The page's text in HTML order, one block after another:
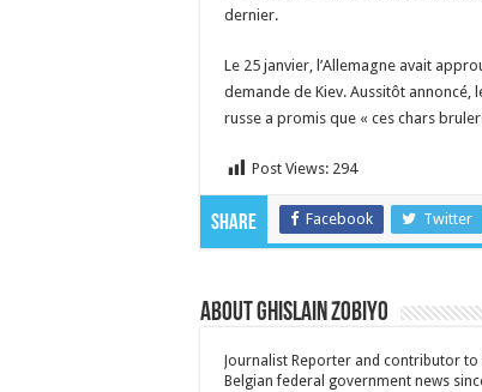
dernier.
Le 25 janvier, l’Allemagne avait
demande de Kiev. Aussitôt
russe a promis que « ces chars
Post Views: 294
Share Facebook Twitter
About Ghislain Zobiyo
Journalist Reporter and contributor
Belgian federal government news